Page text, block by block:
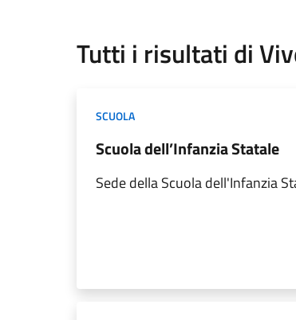
Tutti i risultati di
SCUOLA
Scuola dell’Infanzia Statale
Sede della Scuola dell'Infanzia